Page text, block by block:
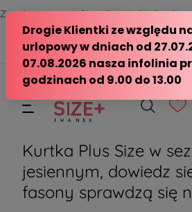
Zamów przez telefon od poniedziałku do
15:00
570 390 351
Kurtka Plus Size w
jesiennym, dowiedz
fasony sprawdzą się